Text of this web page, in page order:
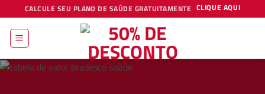
to
content
CALCULE SEU PLANO DE SAÚDE GRATUITAMENTE CLIQUE AQUI